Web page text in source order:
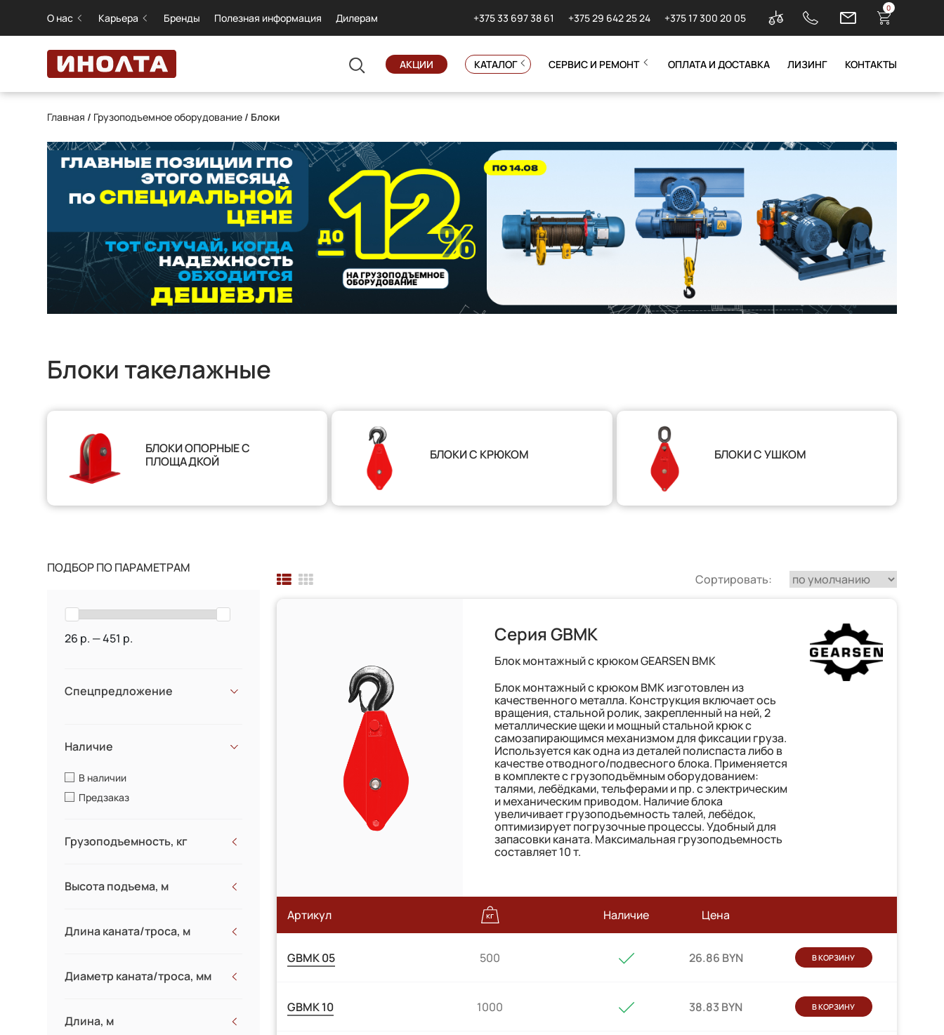
О нас Карьера Бренды Полезная информация Дилерам +375 33 697 38 61 +375 29 642 25 24 +375 17 300 20 05
0
АКЦИИ КАТАЛОГ СЕРВИС И РЕМОНТ ОПЛАТА И ДОСТАВКА ЛИЗИНГ КОНТАКТЫ
Главная / Грузоподъемное оборудование / Блоки
Блоки такелажные
БЛОКИ ОПОРНЫЕ С
ПЛОЩАДКОЙ
БЛОКИ С КРЮКОМ БЛОКИ С УШКОМ
ПОДБОР ПО ПАРАМЕТРАМ
26 р. — 451 р.
Спецпредложение
Наличие
В наличии
Предзаказ
Грузоподъемность, кг
1000
3200
10000
Высота подъема, м
Длина каната/троса, м
Диаметр каната/троса, мм
7.7x11
Длина, м
Сортировать:
Серия GBMK
Блок монтажный с крюком GEARSEN BMK
Блок монтажный с крюком BMК изготовлен из
качественного металла. Конструкция включает ось
вращения, стальной ролик, закрепленный на ней, 2
металлические щеки и мощный стальной крюк с
самозапирающимся механизмом для фиксации груза.
Используется как одна из деталей полиспаста либо в
качестве отводного/подвесного блока. Применяется
в комплекте с грузоподъёмным оборудованием:
талями, лебёдками, тельферами и пр. с электрическим
и механическим приводом. Наличие блока
увеличивает грузоподъемность талей, лебёдок,
оптимизирует погрузочные процессы. Удобный для
запасовки каната. Максимальная грузоподъемность
составляет 10 т.
Артикул Наличие Цена
GBMK 05 500 26.86 BYN В КОРЗИНУ
GBMK 10 1000 38.83 BYN В КОРЗИНУ